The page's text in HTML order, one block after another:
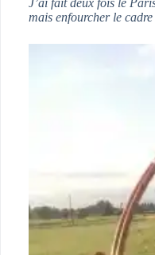
mais enfourcher le